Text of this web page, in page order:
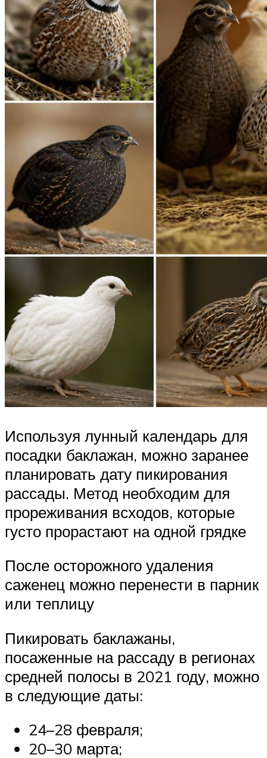
Используя лунный календарь для
посадки баклажан, можно заранее
планировать дату пикирования
рассады. Метод необходим для
прореживания всходов, которые
густо прорастают на одной грядке
После осторожного удаления
саженец можно перенести в парник
или теплицу
Пикировать баклажаны,
посаженные на рассаду в регионах
средней полосы в 2021 году, можно
в следующие даты:
24–28 февраля;
20–30 марта;